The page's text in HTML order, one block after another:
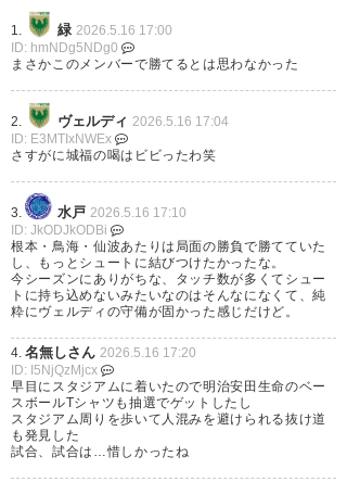
連敗ストップと勝ち点3獲得
本当によかった
白井選手公式戦初ゴール
おめでとうございます
私の希望である特別大会の目標
の
勝ち点27をクリアで非常にうれ
しいです
最終戦は前回敗戦のマリノスな
ので
ぜひリベンジで勝ち点30と4位
クリアしてほしいです
1. 緑 2026.5.16 17:00
ID: hmNDg5NDg0
まさかこのメンバーで勝てるとは思わなかった
2. ヴェルディ 2026.5.16 17:04
ID: E3MTIxNWEx
さすがに城福の喝はビビったわ笑
3. 水戸 2026.5.16 17:10
ID: JkODJkODBi
根本・鳥海・仙波あたりは局面の勝負で勝てていた
し、もっとシュートに結びつけたかったな。
今シーズンにありがちな、タッチ数が多くてシュー
トに持ち込めないみたいなのはそんなになくて、純
粋にヴェルディの守備が固かった感じだけど。
4. 名無しさん 2026.5.16 17:20
ID: I5NjQzMjcx
早目にスタジアムに着いたので明治安田生命のベー
スボールTシャツも抽選でゲットしたし
スタジアム周りを歩いて人混みを避けられる抜け道
も発見した
試合、試合は…惜しかったね